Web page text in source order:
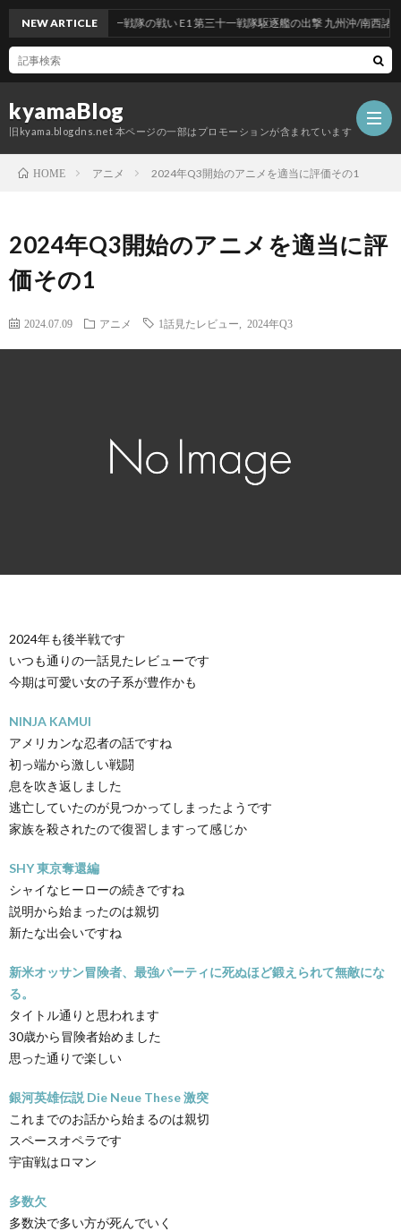
kyamaBlog
旧kyama.blogdns.net 本ページの一部はプロモーションが含まれています
NEW ARTICLE
反撃！第三十一戦隊の戦い E1 第三十一戦隊駆逐艦の出撃 九州沖/南西諸島沖
HOME アニメ 2024年Q3開始のアニメを適当に評価その1
2024年Q3開始のアニメを適当に評
価その1
2024.07.09 アニメ 1話見たレビュー 2024年Q3
2024年も後半戦です
いつも通りの一話見たレビューです
今期は可愛い女の子系が豊作かも
NINJA KAMUI
アメリカンな忍者の話ですね
初っ端から激しい戦闘
息を吹き返しました
逃亡していたのが見つかってしまったようです
家族を殺されたので復習しますって感じか
SHY 東京奪還編
シャイなヒーローの続きですね
説明から始まったのは親切
新たな出会いですね
新米オッサン冒険者、最強パーティに死ぬほど鍛えられて無敵にな
る。
タイトル通りと思われます
30歳から冒険者始めました
思った通りで楽しい
銀河英雄伝説 Die Neue These 激突
これまでのお話から始まるのは親切
スペースオペラです
宇宙戦はロマン
多数欠
多数決で多い方が死んでいく